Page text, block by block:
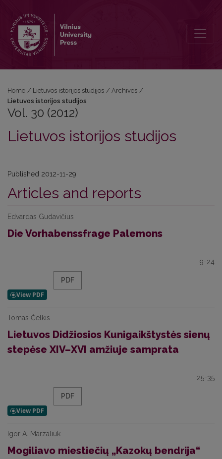
Home / Lietuvos istorijos studijos / Archives /
Lietuvos istorijos studijos
Vol. 30 (2012)
Lietuvos istorijos studijos
Published 2012-11-29
Articles and reports
Edvardas Gudavičius
Die Vorhabenssfrage Palemons
9-24
PDF
Tomas Čelkis
Lietuvos Didžiosios Kunigaikštystės sienų
stepėse XIV–XVI amžiuje samprata
25-35
PDF
Igor A. Marzaliuk
Mogiliavo miestiečių „Kazokų bendrija“